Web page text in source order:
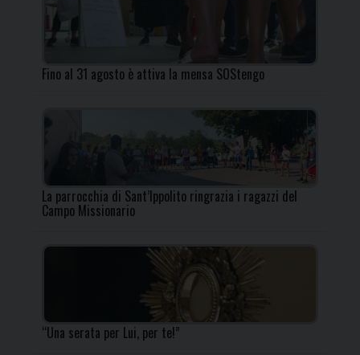
Fino al 31 agosto è attiva la mensa SOStengo
La parrocchia di Sant’Ippolito ringrazia i ragazzi del
Campo Missionario
“Una serata per Lui, per te!”